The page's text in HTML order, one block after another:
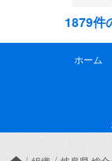
1879件
ホーム